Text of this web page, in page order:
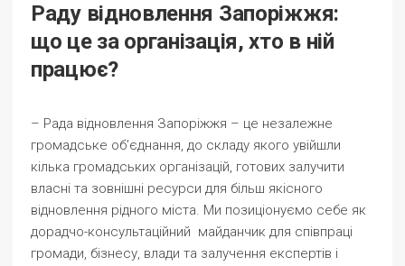
Раду відновлення Запоріжжя:
що це за організація, хто в ній
працює?
– Рада відновлення Запоріжжя – це незалежне
громадське об’єднання, до складу якого увійшли
кілька громадських організацій, готових залучити
власні та зовнішні ресурси для більш якісного
відновлення рідного міста. Ми позиціонуємо себе як
дорадчо-консультаційний майданчик для співпраці
громади, бізнесу, влади та залучення експертів і